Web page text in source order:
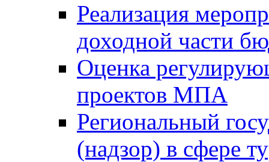
Реализация
доходной части
Оценка
проектов МПА
Региональный
(надзор) в сфере